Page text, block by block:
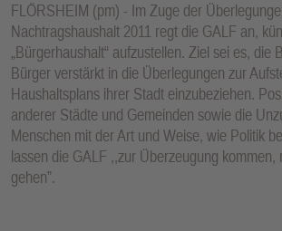
FLÖRSHEIM (pm) - Im Zuge der
Nachtragshaushalt 2011 regt die GALF an,
„Bürgerhaushalt“ aufzustellen. Ziel sei es, die
Bürger verstärkt in die Überlegungen zur
Haushaltsplans ihrer Stadt einzubeziehen.
anderer Städte und Gemeinden sowie die
Menschen mit der Art und Weise, wie Politik
lassen die GALF ,,zur Überzeugung kommen,
gehen”.